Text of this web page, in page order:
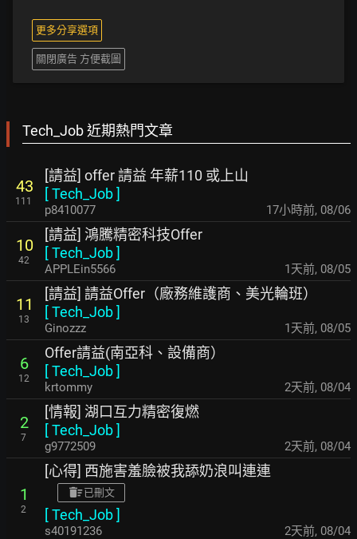
更多分享選項
關閉廣告 方便截圖
Tech_Job 近期熱門文章
43
111
[請益] offer 請益 年薪110 或上山
[Tech_Job]
p8410077 17小時前, 08/06
10
42
[請益] 鴻騰精密科技Offer
[Tech_Job]
APPLEin5566 1天前, 08/05
11
13
[請益] 請益Offer（廠務維護商、美光輪班）
[Tech_Job]
Ginozzz 1天前, 08/05
6
12
Offer請益(南亞科、設備商）
[Tech_Job]
krtommy 2天前, 08/04
2
7
[情報] 湖口互力精密復燃
[Tech_Job]
g9772509 2天前, 08/04
1
2
[心得] 西施害羞臉被我舔奶浪叫連連
已刪文
[Tech_Job]
s40191236 2天前, 08/04